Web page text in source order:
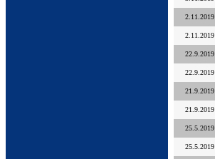
2.11.2019
2.11.2019
22.9.2019
22.9.2019
21.9.2019
21.9.2019
25.5.2019
25.5.2019